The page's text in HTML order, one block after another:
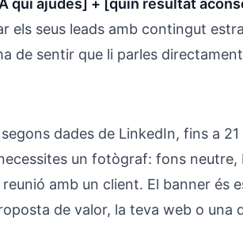
qui ajudes] + [quin resultat
els seus leads amb contingut
de sentir que li parles
dades de LinkedIn, fins a 21
un fotògraf: fons neutre,
amb un client. El banner és
de valor, la teva web o una